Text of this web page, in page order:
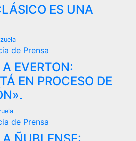
ES UNA
de Prensa
EVERTON:
EN PROCESO DE
de Prensa